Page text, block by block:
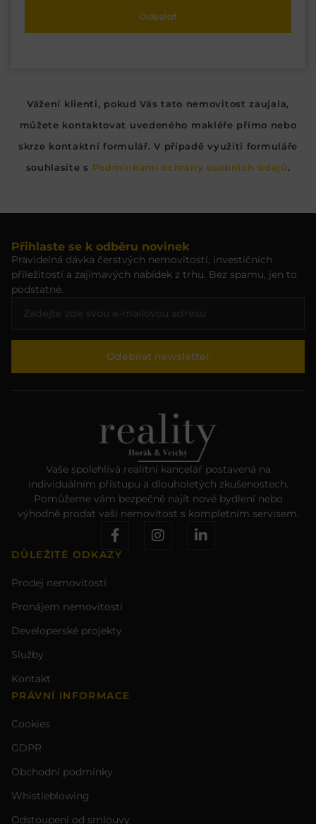
Odeslat
Vážení klienti, pokud Vás tato nemovitost zaujala,
můžete kontaktovat uvedeného makléře přímo nebo
skrze kontaktní formulář. V případě využití formuláře
souhlasíte s Podmínkami ochrany osobních údajů.
Přihlaste se k odběru novinek
Pravidelná dávka čerstvých nemovitostí, investičních
příležitostí a zajímavých nabídek z trhu. Bez spamu, jen to
podstatné.
Odebírat newsletter
Vaše spolehlivá realitní kancelář postavená na
individuálním přístupu a dlouholetých zkušenostech.
Pomůžeme vám bezpečně najít nové bydlení nebo
výhodně prodat vaši nemovitost s kompletním servisem.
DŮLEŽITÉ ODKAZY
Prodej nemovitostí
Pronájem nemovitostí
Developerské projekty
Služby
Kontakt
PRÁVNÍ INFORMACE
Cookies
GDPR
Obchodní podmínky
Whistleblowing
Odstoupení od smlouvy